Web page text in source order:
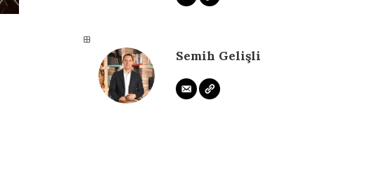
Semih Gelişli